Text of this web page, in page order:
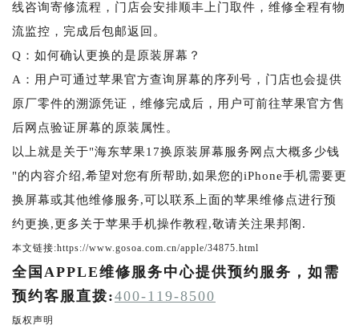
线咨询寄修流程，门店会安排顺丰上门取件，维修全程有物
流监控，完成后包邮返回。
Q：如何确认更换的是原装屏幕？
A：用户可通过苹果官方查询屏幕的序列号，门店也会提供
原厂零件的溯源凭证，维修完成后，用户可前往苹果官方售
后网点验证屏幕的原装属性。
以上就是关于"海东苹果17换原装屏幕服务网点大概多少钱
"的内容介绍,希望对您有所帮助,如果您的iPhone手机需要更
换屏幕或其他维修服务,可以联系上面的苹果维修点进行预
约更换,更多关于苹果手机操作教程,敬请关注果邦阁.
本文链接:https://www.gosoa.com.cn/apple/34875.html
全国APPLE维修服务中心提供预约服务，如需
预约客服直拨:400-119-8500
版权声明